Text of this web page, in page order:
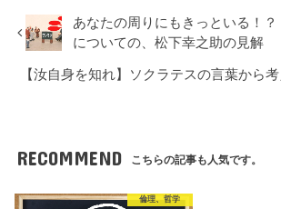
あなたの周りにもきっといる！？
についての、松下幸之助の見解
【汝自身を知れ】ソクラテスの言葉から
RECOMMEND こちらの記事も人気です。
倫理、哲学